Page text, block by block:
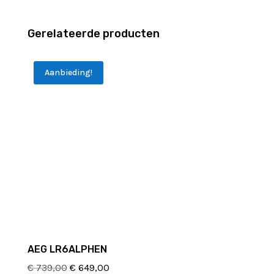
Gerelateerde producten
Aanbieding!
AEG LR6ALPHEN
€739,00 Oorspronkelijke
€ 649,00Huidige